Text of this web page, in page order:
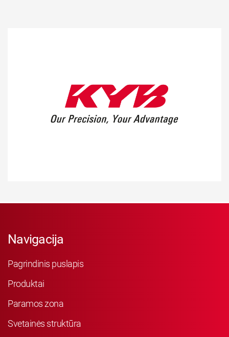
Navigacija
Pagrindinis puslapis
Produktai
Paramos zona
Svetainės struktūra